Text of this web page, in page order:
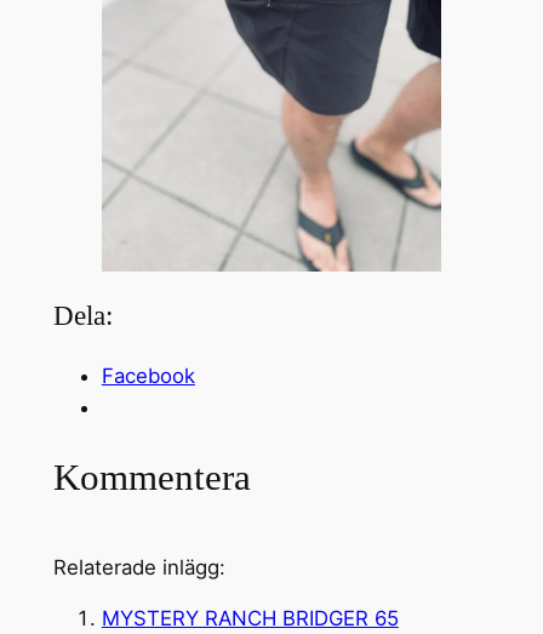
Dela:
Facebook
Kommentera
Relaterade inlägg:
MYSTERY RANCH BRIDGER 65